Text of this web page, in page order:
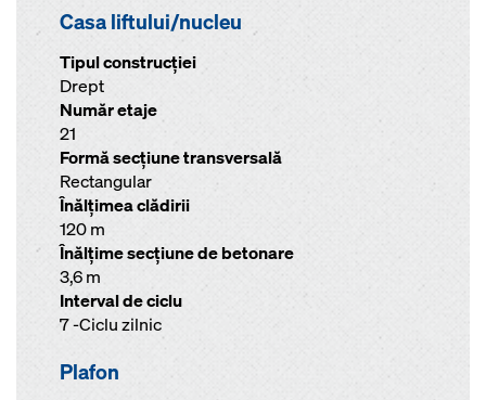
Casa liftului/nucleu
Tipul construcției
Drept
Număr etaje
21
Formă secţiune transversală
Rectangular
Înălţimea clădirii
120 m
Înălţime secţiune de betonare
3,6 m
Interval de ciclu
7 -Ciclu zilnic
Plafon